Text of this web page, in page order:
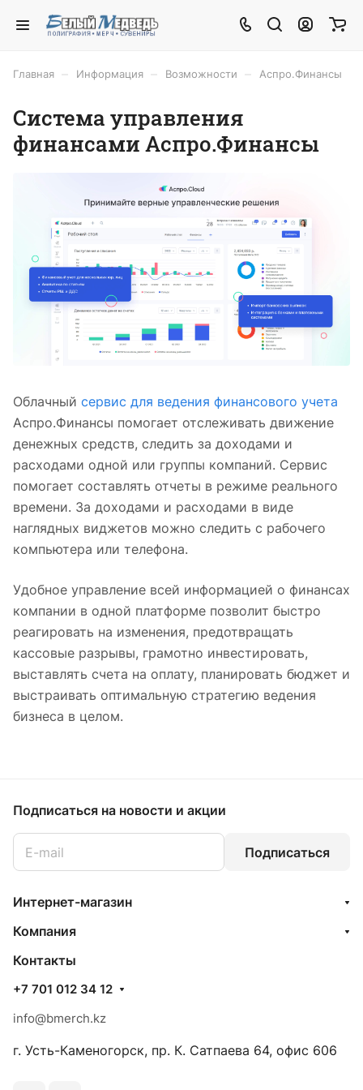
Главная Информация Возможности Аспро.Финансы
Система управления
финансами Аспро.Финансы
Облачный сервис для ведения финансового учета
Аспро.Финансы помогает отслеживать движение
денежных средств, следить за доходами и
расходами одной или группы компаний. Сервис
помогает составлять отчеты в режиме реального
времени. За доходами и расходами в виде
наглядных виджетов можно следить с рабочего
компьютера или телефона.
Удобное управление всей информацией о финансах
компании в одной платформе позволит быстро
реагировать на изменения, предотвращать
кассовые разрывы, грамотно инвестировать,
выставлять счета на оплату, планировать бюджет и
выстраивать оптимальную стратегию ведения
бизнеса в целом.
Подписаться на новости и акции
Подписаться
Интернет-магазин
Компания
Контакты
+7 701 012 34 12
info@bmerch.kz
г. Усть-Каменогорск, пр. К. Сатпаева 64, офис 606